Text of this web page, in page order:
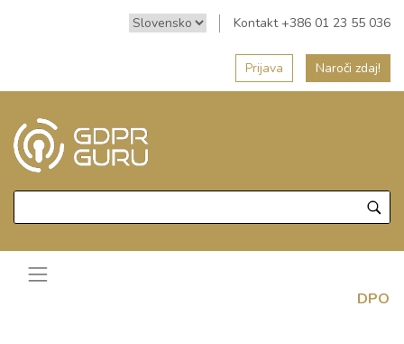
Kontakt +386 01 23 55 036
Prijava Naroči zdaj!
DPO